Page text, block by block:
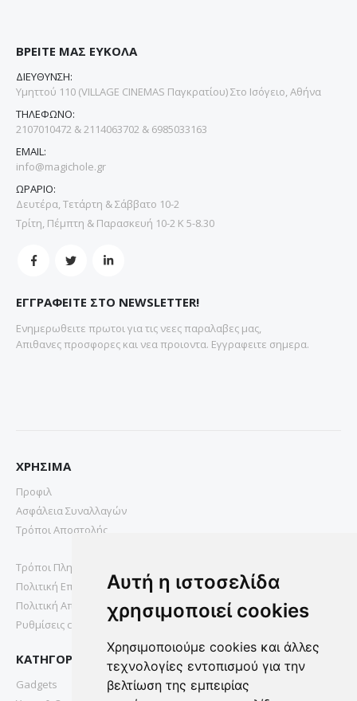
Αυτή η ιστοσελίδα
χρησιμοποιεί cookies
Χρησιμοποιούμε cookies και άλλες
τεχνολογίες εντοπισμού για την
βελτίωση της εμπειρίας
ΒΡΕΙΤΕ ΜΑΣ ΕΥΚΟΛΑ
ΔΙΕΥΘΥΝΣΗ:
Υμηττού 110 (VILLAGE CINEMAS Παγκρατίου) Στο Ισόγειο, Αθήνα
ΤΗΛΕΦΩΝΟ:
2107010472 & 2114063702 & 6985033163
EMAIL:
info@magichole.gr
ΩΡΑΡΙΟ:
Δευτέρα, Τετάρτη & Σάββατο 10-2
Τρίτη, Πέμπτη & Παρασκευή 10-2 Κ 5-8.30
ΕΓΓΡΑΦΕΙΤΕ ΣΤΟ NEWSLETTER!
Ενημερωθειτε πρωτοι για τις νεες παραλαβες μας,
Απιθανες προσφορες και νεα προιοντα. Εγγραφειτε σημερα.
ΧΡΗΣΙΜΑ
Προφιλ
Ασφάλεια Συναλλαγών
Τρόποι Αποστολής
Τρόποι Πληρωμής
Πολιτική Επιστροφών
Πολιτική Απορρήτου
Ρυθμίσεις cookies
ΚΑΤΗΓΟΡΙΕΣ
Gadgets